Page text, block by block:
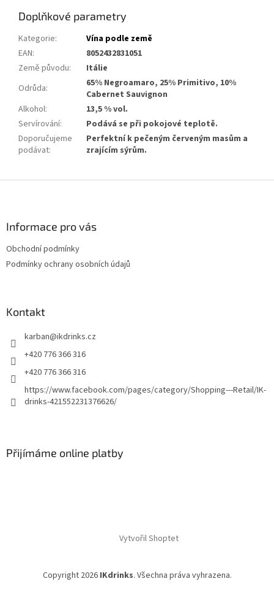
Doplňkové parametry
Kategorie:
Vína podle země
EAN:
8052432831051
Země původu:
Itálie
Odrůda:
65% Negroamaro, 25% Primitivo, 10%
Cabernet Sauvignon
Alkohol:
13,5 % vol.
Servírování:
Podává se při pokojové teplotě.
Doporučujeme
podávat:
Perfektní k pečeným červeným masům a
zrajícím sýrům.
Informace pro vás
Obchodní podmínky
Podmínky ochrany osobních údajů
Kontakt
karban@ikdrinks.cz
+420 776 366 316
+420 776 366 316
https://www.facebook.com/pages/category/Shopping---Retail/IK-
drinks-421552231376626/
Přijímáme online platby
Vytvořil Shoptet
Copyright 2026 IKdrinks. Všechna práva vyhrazena.